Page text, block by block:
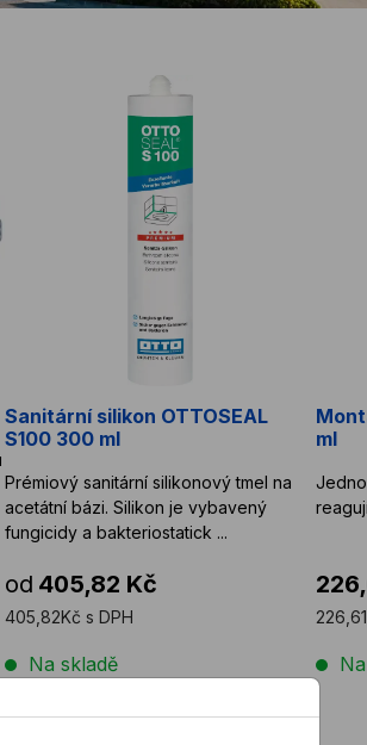
Sanitární silikon OTTOSEAL S100 300 ml
Sanitární silikon OTTOSEAL
S100 300 ml
Prémiový sanitární silikonový tmel na
acetátní bázi. Silikon je vybavený
fungicidy a bakteriostatick ...
od 405,82 Kč
405,82Kč s DPH
Na skladě
ml